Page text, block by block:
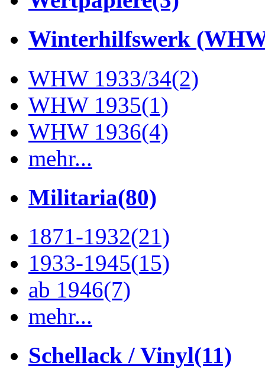
Winterhilfswerk
WHW 1933/34(2)
WHW 1935(1)
WHW 1936(4)
mehr...
Militaria(80)
1871-1932(21)
1933-1945(15)
ab 1946(7)
mehr...
Schellack / Vinyl(11)